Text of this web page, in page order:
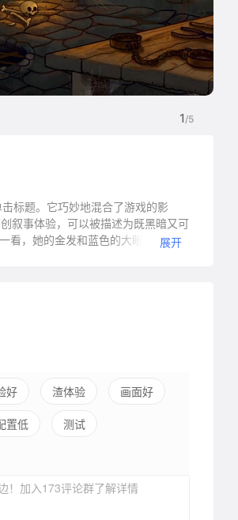
1/5
标题。它巧妙地混合了游戏的影
叙事体验，可以被描述为既黑暗又可
看，她的金发和蓝色的大眼睛，可能
艾丽·哈伊图(Elle Kharitou)配音，动
现接下来会发生什么，支付更多的
展开
好 渣体验 画面好
置低
测试
！加入173评论群了解详情